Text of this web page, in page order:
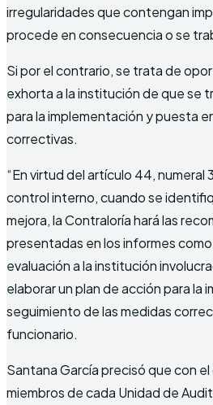
irregularidades que contengan
procede en consecuencia o se
Si por el contrario, se trata de
exhorta a la institución de que se
para la implementación y puesta
correctivas.
“En virtud del artículo 44, numeral
control interno, cuando se
mejora, la Contraloría hará las
presentadas en los informes
evaluación a la institución
elaborar un plan de acción para la
seguimiento de las medidas
funcionario.
Santana García precisó que con
miembros de cada Unidad de